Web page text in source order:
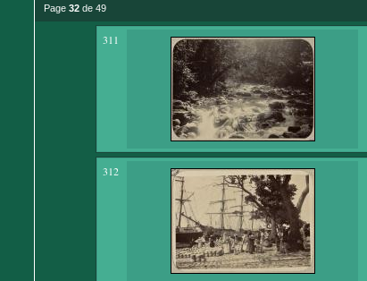
Page 32 de 49
311
312